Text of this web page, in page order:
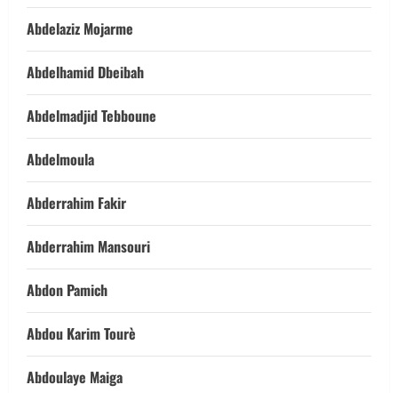
Abdelaziz Mojarme
Abdelhamid Dbeibah
Abdelmadjid Tebboune
Abdelmoula
Abderrahim Fakir
Abderrahim Mansouri
Abdon Pamich
Abdou Karim Tourè
Abdoulaye Maiga